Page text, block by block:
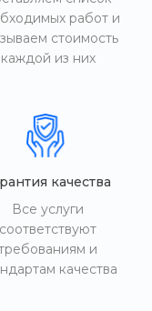
работ и
стоимость
каждой из них
качества
Все услуги
соответствуют
и
качества